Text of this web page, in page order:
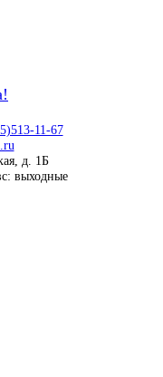
11-67
д. 1Б
выходные